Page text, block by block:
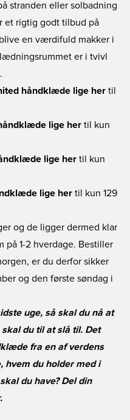
stranden eller solbadning
et rigtig godt tilbud på
en værdifuld makker i
er i tvivl
håndklæde lige her til
lige her til kun
lige her til kun
lige her til kun 129
og de ligger dermed klar
på 1-2 hverdage. Bestiller
er du derfor sikker
og den første søndag i
uge, så skal du nå at
du til at slå til. Det
fra en af verdens
hvem du holder med i
du have? Del din